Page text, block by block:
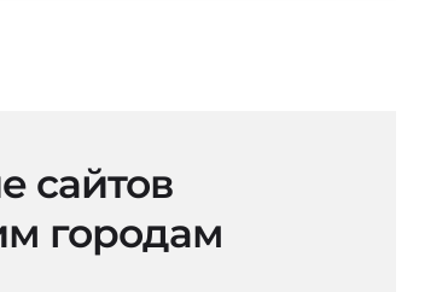
сайтов
городам